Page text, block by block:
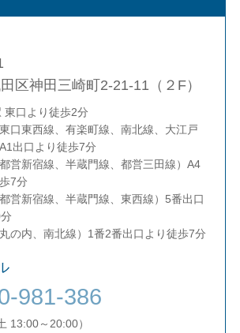
区神田三崎町2-21-11（２F）
東口より徒歩2分
口東西線、有楽町線、南北線、大江戸
出口より徒歩7分
営新宿線、半蔵門線、都営三田線）A4
7分
営新宿線、半蔵門線、東西線）5番出口
の内、南北線）1番2番出口より徒歩7分
981-386
13:00～20:00）